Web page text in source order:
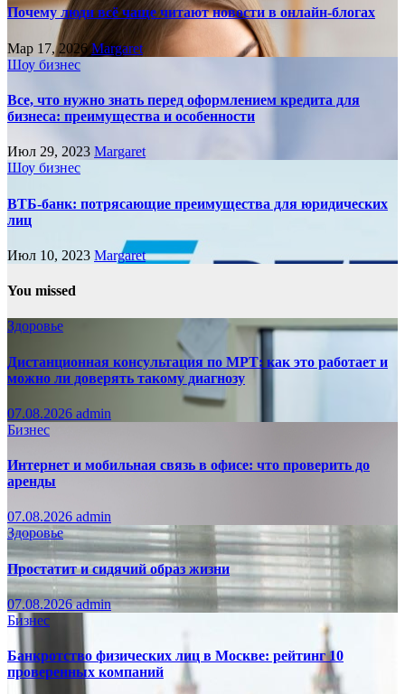
Почему люди всё чаще читают новости в онлайн-блогах
Мар 17, 2026Margaret
Шоу бизнес
Все, что нужно знать перед оформлением кредита для
бизнеса: преимущества и особенности
Июл 29, 2023 Margaret
Шоу бизнес
ВТБ-банк: потрясающие преимущества для юридических
лиц
Июл 10, 2023 Margaret
You missed
Здоровье
Дистанционная консультация по МРТ: как это работает и
можно ли доверять такому диагнозу
07.08.2026 admin
Бизнес
Интернет и мобильная связь в офисе: что проверить до
аренды
07.08.2026 admin
Здоровье
Простатит и сидячий образ жизни
07.08.2026admin
Бизнес
Банкротство физических лиц в Москве: рейтинг 10
проверенных компаний